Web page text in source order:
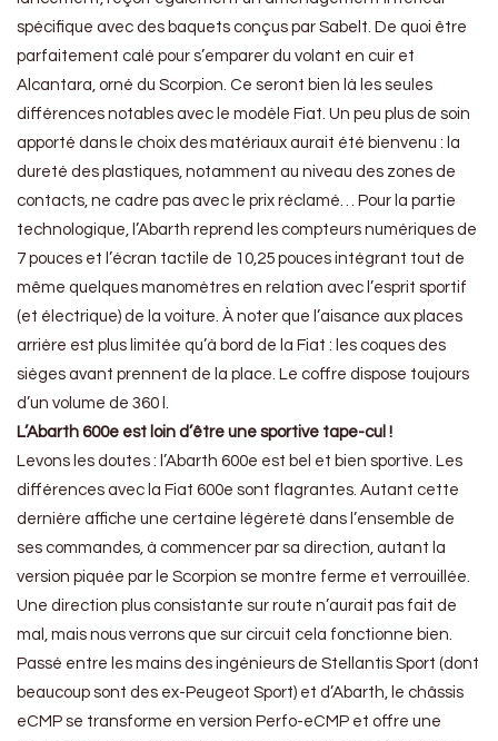
spécifique avec des baquets conçus par Sabelt. De quoi être
parfaitement calé pour s’emparer du volant en cuir et
Alcantara, orné du Scorpion. Ce seront bien là les seules
différences notables avec le modèle Fiat. Un peu plus de soin
apporté dans le choix des matériaux aurait été bienvenu : la
dureté des plastiques, notamment au niveau des zones de
contacts, ne cadre pas avec le prix réclamé… Pour la partie
technologique, l’Abarth reprend les compteurs numériques de
7 pouces et l’écran tactile de 10,25 pouces intégrant tout de
même quelques manomètres en relation avec l’esprit sportif
(et électrique) de la voiture. À noter que l’aisance aux places
arrière est plus limitée qu’à bord de la Fiat : les coques des
sièges avant prennent de la place. Le coffre dispose toujours
d’un volume de 360 l.
L’Abarth 600e est loin d’être une sportive tape-cul !
Levons les doutes : l’Abarth 600e est bel et bien sportive. Les
différences avec la Fiat 600e sont flagrantes. Autant cette
dernière affiche une certaine légèreté dans l’ensemble de
ses commandes, à commencer par sa direction, autant la
version piquée par le Scorpion se montre ferme et verrouillée.
Une direction plus consistante sur route n’aurait pas fait de
mal, mais nous verrons que sur circuit cela fonctionne bien.
Passé entre les mains des ingénieurs de Stellantis Sport (dont
beaucoup sont des ex-Peugeot Sport) et d’Abarth, le châssis
eCMP se transforme en version Perfo-eCMP et offre une